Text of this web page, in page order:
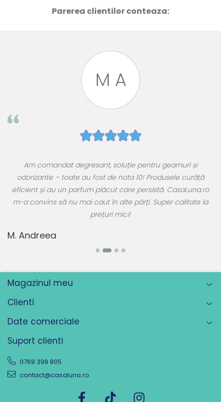
Parerea clientilor conteaza:
M A
M. Andreea
Am comandat degresant, soluție pentru geamuri și
odorizante – toate au fost de nota 10! Produsele curăță
eficient și au un parfum plăcut care persistă. CasaLuna.ro
m-a convins să nu mai caut în alte părți. Super calitate la
prețuri mici!
Magazinul meu
Clienti
Date comerciale
Suport clienti
0769 398 805
contact@casaluna.ro